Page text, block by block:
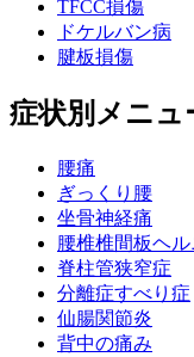
TFCC損傷
ドケルバン病
腱板損傷
症状別メニュ
腰痛
ぎっくり腰
坐骨神経痛
腰椎椎間板ヘル
脊柱管狭窄症
分離症すべり症
仙腸関節炎
背中の痛み